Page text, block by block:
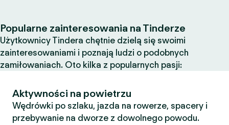
Popularne zainteresowania na Tinderze
Użytkownicy Tindera chętnie dzielą się swoimi
zainteresowaniami i poznają ludzi o podobnych
zamiłowaniach. Oto kilka z popularnych pasji:
Aktywności na powietrzu
Wędrówki po szlaku, jazda na rowerze, spacery i
przebywanie na dworze z dowolnego powodu.